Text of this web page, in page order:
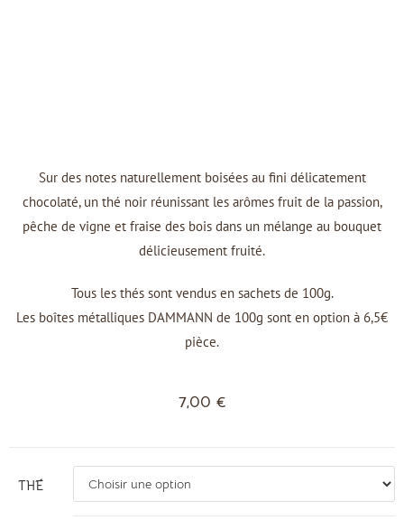
Sur des notes naturellement boisées au fini délicatement
chocolaté, un thé noir réunissant les arômes fruit de la passion,
pêche de vigne et fraise des bois dans un mélange au bouquet
délicieusement fruité.
Tous les thés sont vendus en sachets de 100g.
Les boîtes métalliques DAMMANN de 100g sont en option à 6,5€
pièce.
7,00 €
THÉ